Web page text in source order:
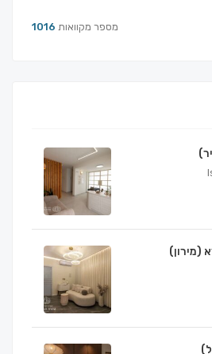
1016 מספר מקוואות
(מירון)